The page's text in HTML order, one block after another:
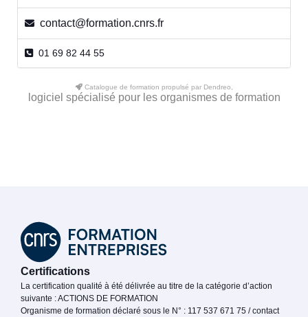
contact@formation.cnrs.fr
01 69 82 44 55
Catalogue de formation propulsé par Dendreo,
logiciel spécialisé pour les organismes de formation
Certifications
La certification qualité à été délivrée au titre de la catégorie d’action
suivante : ACTIONS DE FORMATION
Organisme de formation déclaré sous le N° : 117 537 671 75 / contact